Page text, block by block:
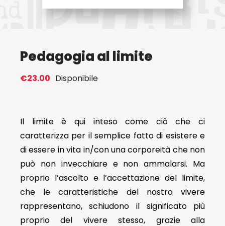
Pedagogia al limite
€23.00 Disponibile
Il limite è qui inteso come ciò che ci
caratterizza per il semplice fatto di esistere e
di essere in vita in/con una corporeità che non
può non invecchiare e non ammalarsi. Ma
proprio l’ascolto e l’accettazione del limite,
che le caratteristiche del nostro vivere
rappresentano, schiudono il significato più
proprio del vivere stesso, grazie alla